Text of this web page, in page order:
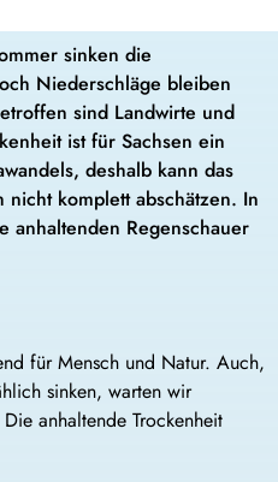
sinken die
Niederschläge bleiben
sind Landwirte und
ist für Sachsen ein
deshalb kann das
nicht komplett abschätzen. In
anhaltenden Regenschauer
für Mensch und Natur. Auch,
sinken, warten wir
anhaltende Trockenheit